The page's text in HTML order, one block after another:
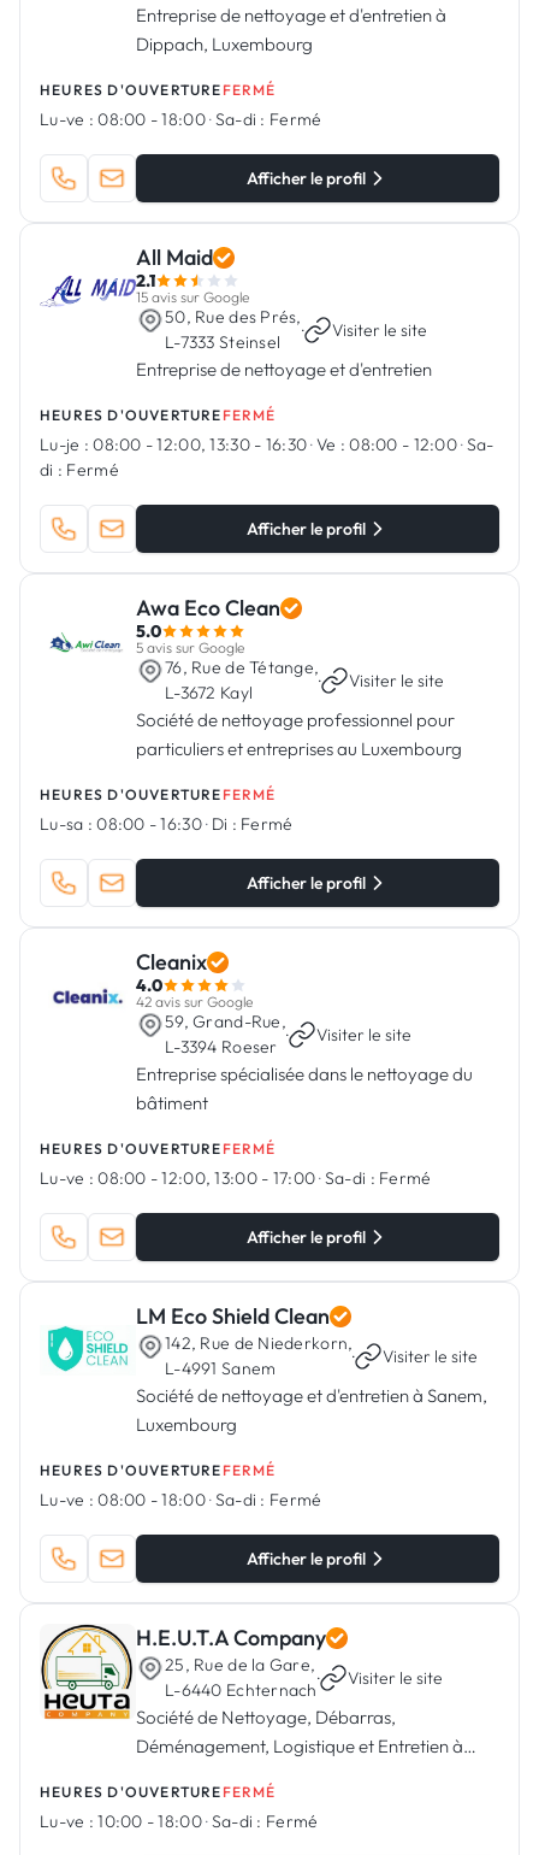
Entreprise de nettoyage et d'entretien à
Dippach, Luxembourg
HEURES D'OUVERTURE FERMÉ
Lu-ve : 08:00 - 18:00·Sa-di : Fermé
Afficher le profil
All Maid
2.1
15 avis sur Google
50, Rue des Prés,
L-7333 Steinsel
· Visiter le site
Entreprise de nettoyage et d'entretien
HEURES D'OUVERTURE FERMÉ
Lu-je : 08:00 - 12:00, 13:30 - 16:30·Ve : 08:00 - 12:00·Sa-
di : Fermé
Afficher le profil
Awa Eco Clean
5.0
5 avis sur Google
76, Rue de Tétange,
L-3672 Kayl
· Visiter le site
Société de nettoyage professionnel pour
particuliers et entreprises au Luxembourg
HEURES D'OUVERTURE FERMÉ
Lu-sa : 08:00 - 16:30· Di : Fermé
Afficher le profil
Cleanix
4.0
42 avis sur Google
59, Grand-Rue,
L-3394 Roeser
· Visiter le site
Entreprise spécialisée dans le nettoyage du
bâtiment
HEURES D'OUVERTURE FERMÉ
Lu-ve : 08:00 - 12:00, 13:00 - 17:00·Sa-di : Fermé
Afficher le profil
LM Eco Shield Clean
142, Rue de Niederkorn,
L-4991 Sanem
· Visiter le site
Société de nettoyage et d'entretien à Sanem,
Luxembourg
HEURES D'OUVERTURE FERMÉ
Lu-ve : 08:00 - 18:00·Sa-di : Fermé
Afficher le profil
H.E.U.T.A Company
25, Rue de la Gare,
L-6440 Echternach
· Visiter le site
Société de Nettoyage, Débarras,
Déménagement, Logistique et Entretien à
HEURES D'OUVERTURE FERMÉ
Lu-ve : 10:00 - 18:00·Sa-di : Fermé